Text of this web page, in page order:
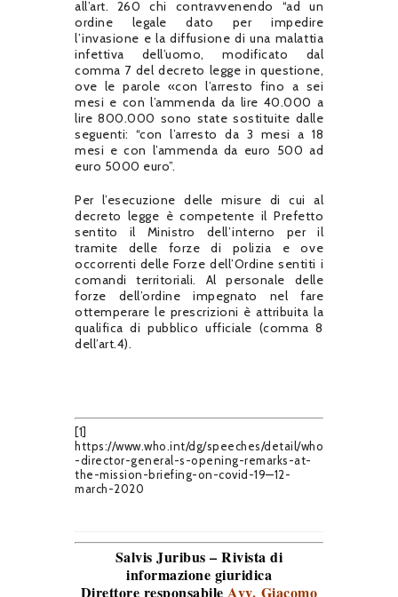
all’art. 260 chi contravvenendo “ad un
ordine legale dato per impedire
l’invasione e la diffusione di una malattia
infettiva dell’uomo, modificato dal
comma 7 del decreto legge in questione,
ove le parole «con l’arresto fino a sei
mesi e con l’ammenda da lire 40.000 a
lire 800.000 sono state sostituite dalle
seguenti: “con l’arresto da 3 mesi a 18
mesi e con l’ammenda da euro 500 ad
euro 5000 euro”.
Per l’esecuzione delle misure di cui al
decreto legge è competente il Prefetto
sentito il Ministro dell’interno per il
tramite delle forze di polizia e ove
occorrenti delle Forze dell’Ordine sentiti i
comandi territoriali. Al personale delle
forze dell’ordine impegnato nel fare
ottemperare le prescrizioni è attribuita la
qualifica di pubblico ufficiale (comma 8
dell’art.4).
[1]
https://www.who.int/dg/speeches/detail/who
-director-general-s-opening-remarks-at-
the-mission-briefing-on-covid-19—12-
march-2020
Salvis Juribus – Rivista di
informazione giuridica
Direttore responsabileAvv. Giacomo